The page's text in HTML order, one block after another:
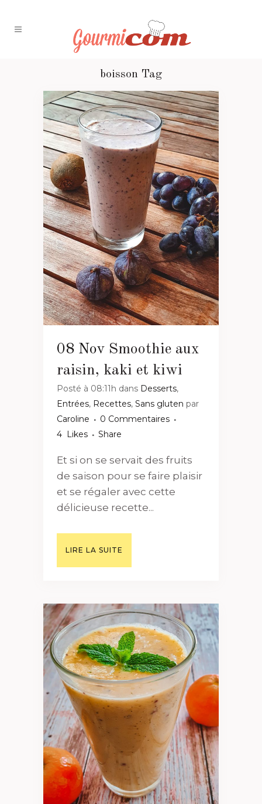
boisson Tag
08 Nov Smoothie aux
raisin, kaki et kiwi
Posté à 08:11h dans Desserts,
Entrées, Recettes, Sans gluten par
Caroline
0 Commentaires
4 Likes Share
Et si on se servait des fruits
de saison pour se faire plaisir
et se régaler avec cette
délicieuse recette...
LIRE LA SUITE